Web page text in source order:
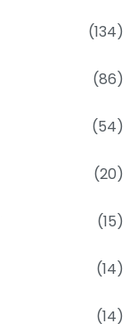
(134)
(86)
(54)
(20)
(15)
(14)
(14)